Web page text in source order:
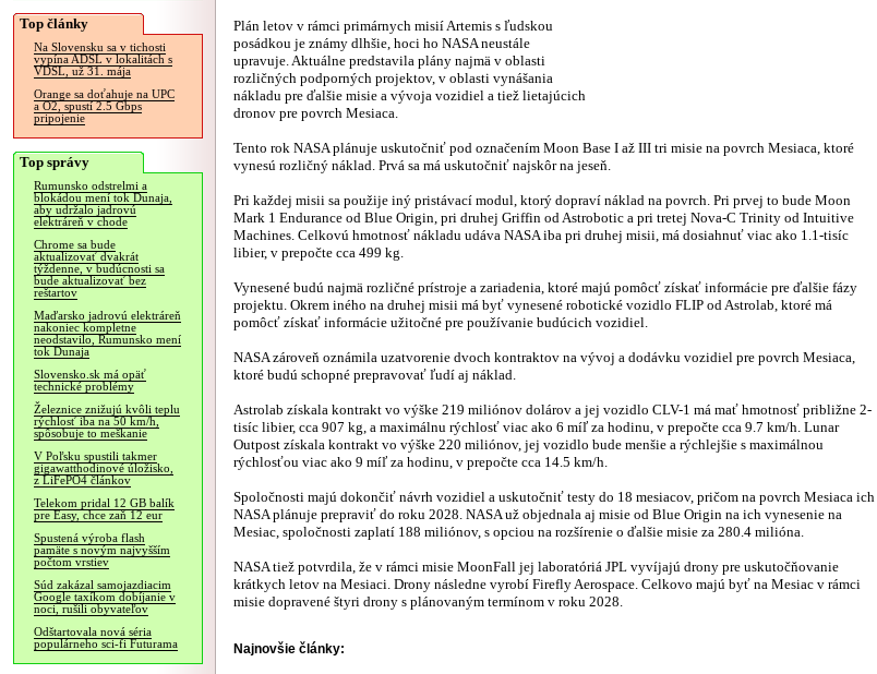
Top články
Na Slovensku sa v tichosti
vypína ADSL v lokalitách s
VDSL, už 31. mája
Orange sa doťahuje na UPC
a O2, spustí 2.5 Gbps
pripojenie
Top správy
Rumunsko odstrelmi a
blokádou mení tok Dunaja,
aby udržalo jadrovú
elektráreň v chode
Chrome sa bude
aktualizovať dvakrát
týždenne, v budúcnosti sa
bude aktualizovať bez
reštartov
Maďarsko jadrovú elektráreň
nakoniec kompletne
neodstavilo, Rumunsko mení
tok Dunaja
Slovensko.sk má opäť
technické problémy
Železnice znižujú kvôli teplu
rýchlosť iba na 50 km/h,
spôsobuje to meškanie
V Poľsku spustili takmer
gigawatthodinové úložisko,
z LiFePO4 článkov
Telekom pridal 12 GB balík
pre Easy, chce zaň 12 eur
Spustená výroba flash
pamäte s novým najvyšším
počtom vrstiev
Súd zakázal samojazdiacim
Google taxíkom dobíjanie v
noci, rušili obyvateľov
Odštartovala nová séria
populárneho sci-fi Futurama
Plán letov v rámci primárnych misií Artemis s ľudskou
posádkou je známy dlhšie, hoci ho NASA neustále
upravuje. Aktuálne predstavila plány najmä v oblasti
rozličných podporných projektov, v oblasti vynášania
nákladu pre ďalšie misie a vývoja vozidiel a tiež lietajúcich
dronov pre povrch Mesiaca.
Tento rok NASA plánuje uskutočniť pod označením Moon Base I až III tri misie na povrch Mesiaca, ktoré
vynesú rozličný náklad. Prvá sa má uskutočniť najskôr na jeseň.
Pri každej misii sa použije iný pristávací modul, ktorý dopraví náklad na povrch. Pri prvej to bude Moon
Mark 1 Endurance od Blue Origin, pri druhej Griffin od Astrobotic a pri tretej Nova-C Trinity od Intuitive
Machines. Celkovú hmotnosť nákladu udáva NASA iba pri druhej misii, má dosiahnuť viac ako 1.1-tisíc
libier, v prepočte cca 499 kg.
Vynesené budú najmä rozličné prístroje a zariadenia, ktoré majú pomôcť získať informácie pre ďalšie fázy
projektu. Okrem iného na druhej misii má byť vynesené robotické vozidlo FLIP od Astrolab, ktoré má
pomôcť získať informácie užitočné pre používanie budúcich vozidiel.
NASA zároveň oznámila uzatvorenie dvoch kontraktov na vývoj a dodávku vozidiel pre povrch Mesiaca,
ktoré budú schopné prepravovať ľudí aj náklad.
Astrolab získala kontrakt vo výške 219 miliónov dolárov a jej vozidlo CLV-1 má mať hmotnosť približne 2-
tisíc libier, cca 907 kg, a maximálnu rýchlosť viac ako 6 míľ za hodinu, v prepočte cca 9.7 km/h. Lunar
Outpost získala kontrakt vo výške 220 miliónov, jej vozidlo bude menšie a rýchlejšie s maximálnou
rýchlosťou viac ako 9 míľ za hodinu, v prepočte cca 14.5 km/h.
Spoločnosti majú dokončiť návrh vozidiel a uskutočniť testy do 18 mesiacov, pričom na povrch Mesiaca ich
NASA plánuje prepraviť do roku 2028. NASA už objednala aj misie od Blue Origin na ich vynesenie na
Mesiac, spoločnosti zaplatí 188 miliónov, s opciou na rozšírenie o ďalšie misie za 280.4 milióna.
NASA tiež potvrdila, že v rámci misie MoonFall jej laboratóriá JPL vyvíjajú drony pre uskutočňovanie
krátkych letov na Mesiaci. Drony následne vyrobí Firefly Aerospace. Celkovo majú byť na Mesiac v rámci
misie dopravené štyri drony s plánovaným termínom v roku 2028.
Najnovšie články: